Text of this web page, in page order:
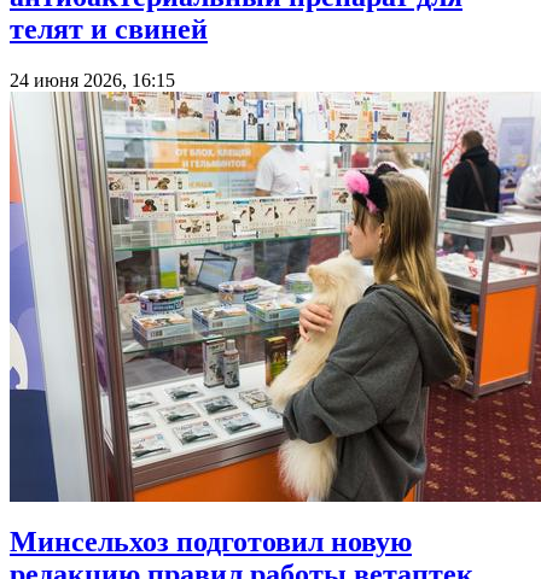
телят и свиней
24 июня 2026, 16:15
Минсельхоз подготовил новую